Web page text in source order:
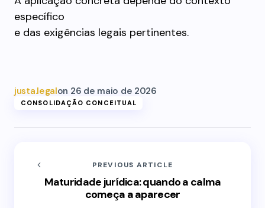
específico
e das exigências legais pertinentes.
justa.legalon 26 de maio de 2026
CONSOLIDAÇÃO CONCEITUAL
PREVIOUS ARTICLE
Maturidade jurídica: quando a calma
começa a aparecer